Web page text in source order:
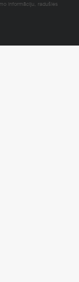
informāciju, radušies